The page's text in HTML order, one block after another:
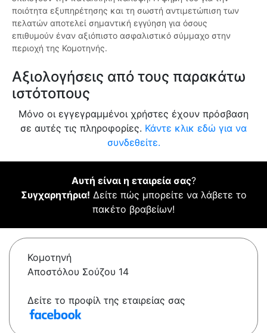
ποιότητα εξυπηρέτησης και τη σωστή αντιμετώπιση των
πελατών αποτελεί σημαντική εγγύηση για όσους
επιθυμούν έναν αξιόπιστο ασφαλιστικό σύμμαχο στην
περιοχή της Κομοτηνής.
Αξιολογήσεις από τους παρακάτω
ιστότοπους
Μόνο οι εγγεγραμμένοι χρήστες έχουν πρόσβαση
σε αυτές τις πληροφορίες. Κάντε κλικ εδώ για να
συνδεθείτε.
Αυτή είναι η εταιρεία σας?
Συγχαρητήρια! Δείτε πώς μπορείτε να λάβετε το
πακέτο βραβείων!
Κομοτηνή
Αποστόλου Σούζου 14
Δείτε το προφίλ της εταιρείας σας